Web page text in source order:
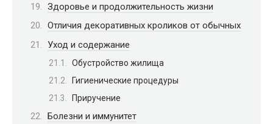
Здоровье и продолжительность жизни
Отличия декоративных кроликов от обычных
Уход и содержание
Обустройство жилища
Гигиенические процедуры
Приручение
Болезни и иммунитет